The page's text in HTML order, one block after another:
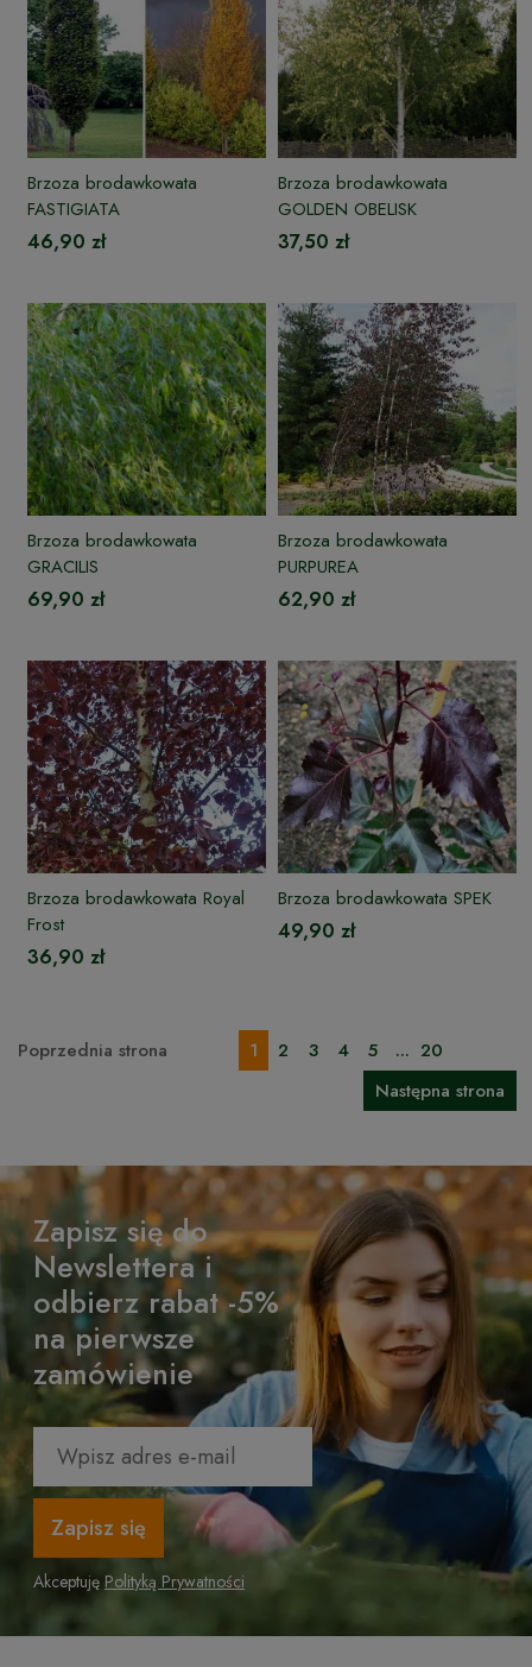
Brzoza brodawkowata
FASTIGIATA
46,90 zł
Brzoza brodawkowata
GOLDEN OBELISK
37,50 zł
Brzoza brodawkowata
GRACILIS
69,90 zł
Brzoza brodawkowata
PURPUREA
62,90 zł
Brzoza brodawkowata Royal
Frost
36,90 zł
Brzoza brodawkowata SPEK
49,90 zł
Poprzednia strona 1 2 3 4 5 ... 20
Następna strona
Zapisz się do
Newslettera i
odbierz rabat -5%
na pierwsze
zamówienie
Zapisz się
Akceptuję Polityką Prywatności